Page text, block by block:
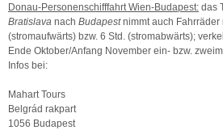
Donau-Personenschifffahrt Wien-Budapest: das
Bratislava nach Budapestnimmt auch Fahrräder
(stromaufwärts) bzw. 6 Std. (stromabwärts);
Ende Oktober/Anfang November ein- bzw.
Infos bei:
Mahart Tours
Belgrád rakpart
1056 Budapest